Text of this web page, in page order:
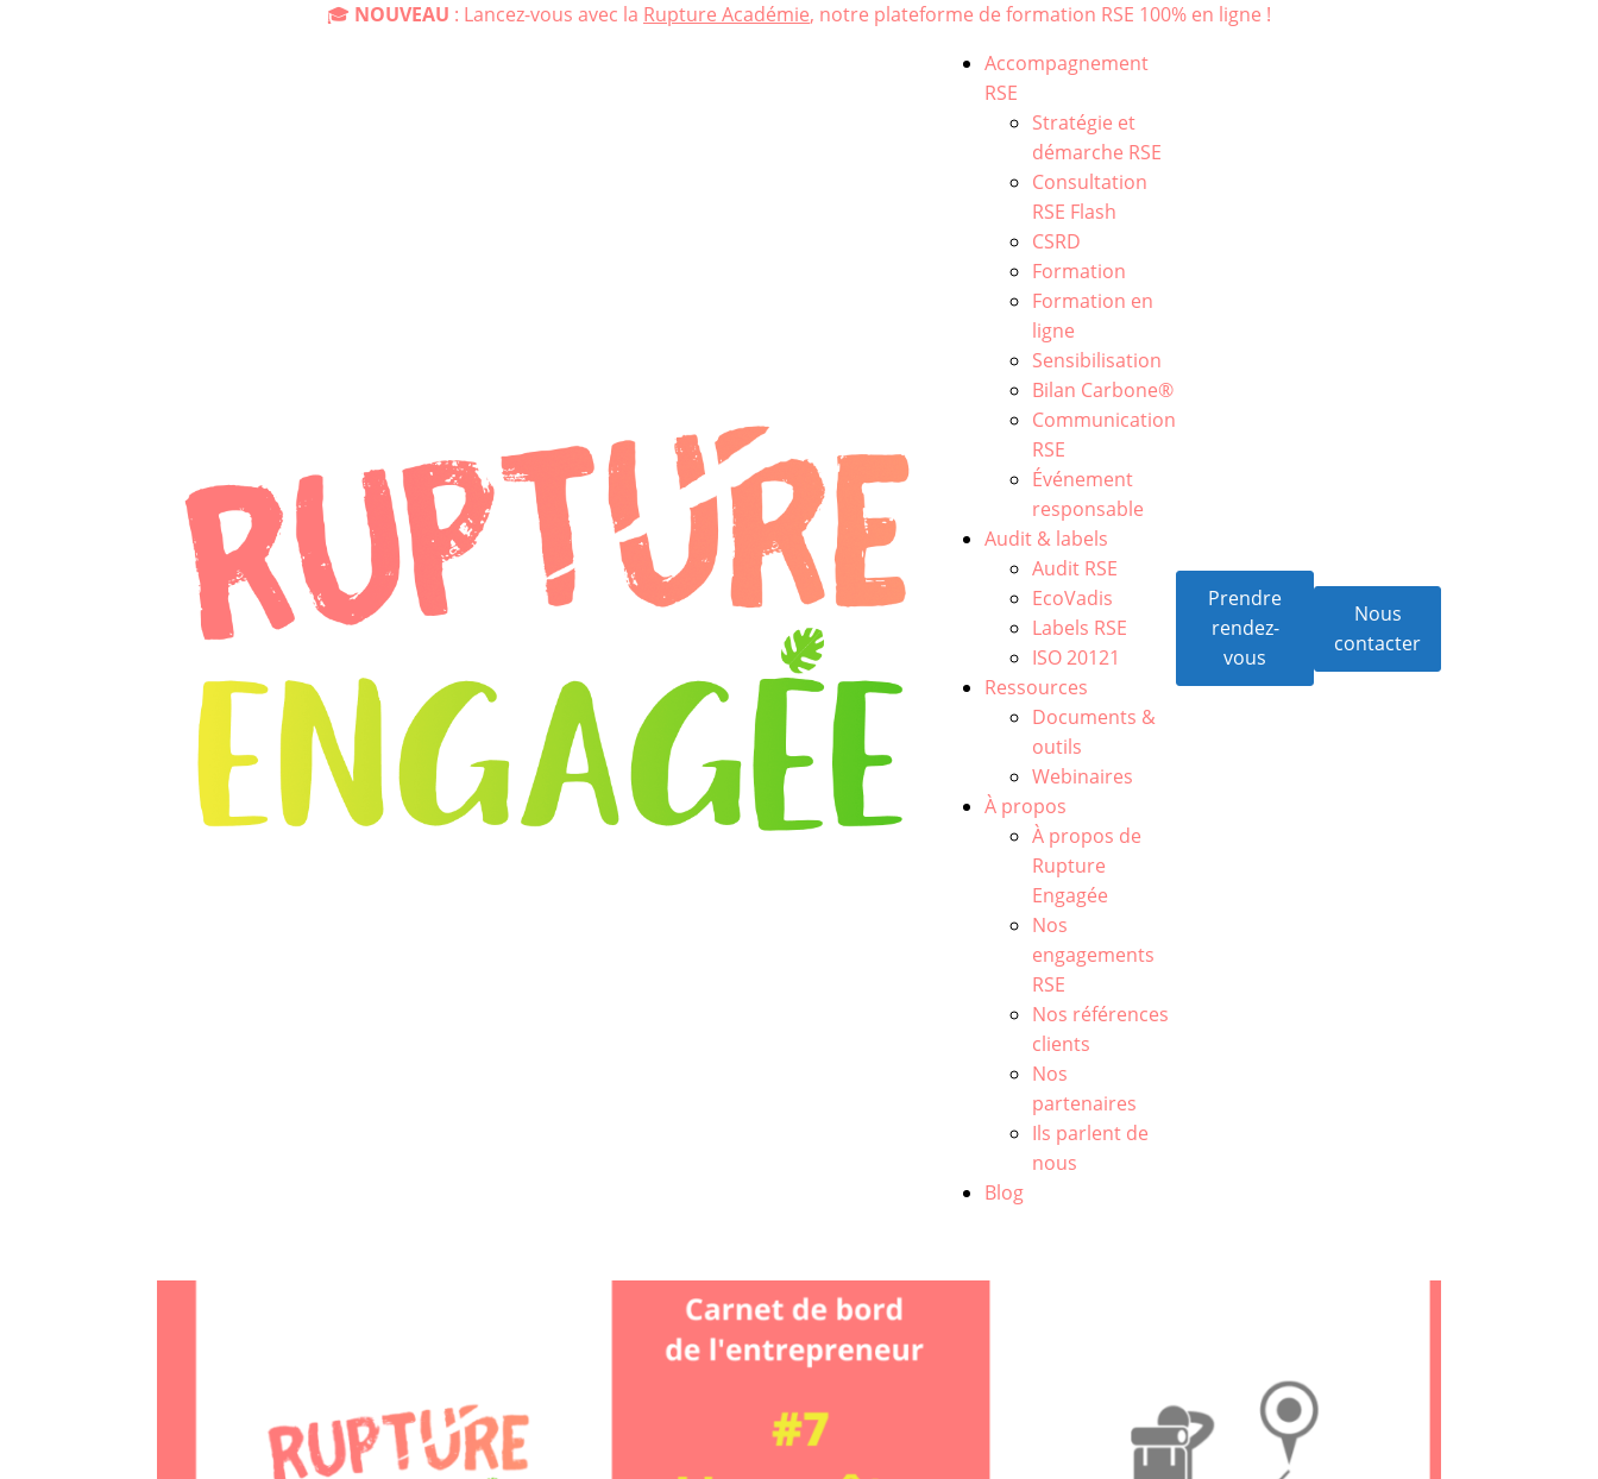
🎓 NOUVEAU : Lancez-vous avec la Rupture Académie, notre plateforme de formation RSE 100% en ligne !
Accompagnement
RSE
Stratégie et
démarche RSE
Consultation
RSE Flash
CSRD
Formation
Formation en
ligne
Sensibilisation
Bilan Carbone®
Communication
RSE
Événement
responsable
Audit & labels
Audit RSE
EcoVadis
Labels RSE
ISO 20121
Ressources
Documents &
outils
Webinaires
À propos
À propos de
Rupture
Engagée
Nos
engagements
RSE
Nos références
clients
Nos
partenaires
Ils parlent de
nous
Blog
Prendre
rendez-
vous
Nous
contacter